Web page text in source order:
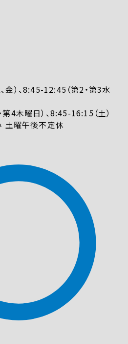
金）、8:45-12:45（第2・第3水
4木曜日）、8:45-16:15（土）
土曜午後不定休